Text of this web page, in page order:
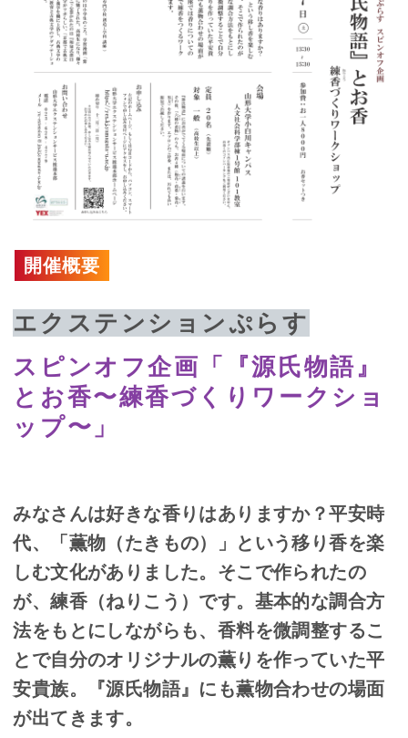
開催概要
エクステンションぷらす
スピンオフ企画「『源氏物語』
とお香〜練香づくりワークショ
ップ〜」
みなさんは好きな香りはありますか？平安時
代、「薫物（たきもの）」という移り香を楽
しむ文化がありました。そこで作られたの
が、練香（ねりこう）です。基本的な調合方
法をもとにしながらも、香料を微調整するこ
とで自分のオリジナルの薫りを作っていた平
安貴族。
『源氏物語』にも薫物合わせの場面
が出てきます。